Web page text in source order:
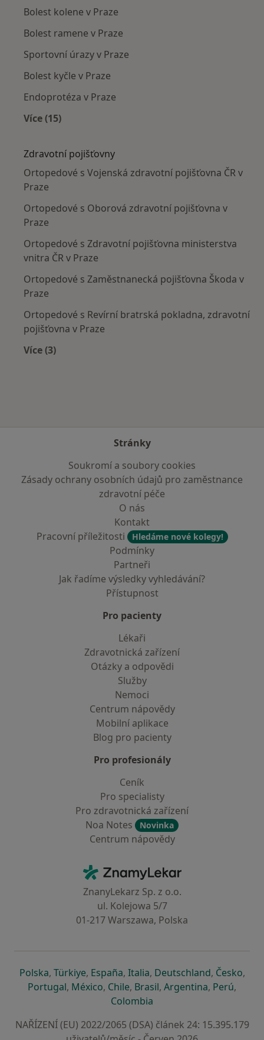
Bolest kolene v Praze
Bolest ramene v Praze
Sportovní úrazy v Praze
Bolest kyčle v Praze
Endoprotéza v Praze
Více (15)
Zdravotní pojišťovny
Ortopedové s Vojenská zdravotní pojišťovna ČR v
Praze
Ortopedové s Oborová zdravotní pojišťovna v
Praze
Ortopedové s Zdravotní pojišťovna ministerstva
vnitra ČR v Praze
Ortopedové s Zaměstnanecká pojišťovna Škoda v
Praze
Ortopedové s Revírní bratrská pokladna, zdravotní
pojišťovna v Praze
Více (3)
Stránky
Soukromí a soubory cookies
Zásady ochrany osobních údajů pro zaměstnance
zdravotní péče
O nás
Kontakt
Pracovní příležitosti
Hledáme nové kolegy!
Podmínky
Partneři
Jak řadíme výsledky vyhledávání?
Přístupnost
Pro pacienty
Lékaři
Zdravotnická zařízení
Otázky a odpovědi
Služby
Nemoci
Centrum nápovědy
Mobilní aplikace
Blog pro pacienty
Pro profesionály
Ceník
Pro specialisty
Pro zdravotnická zařízení
Noa Notes
Novinka
Centrum nápovědy
ZnamyLekar - Hlavní stránka
ZnanyLekarz Sp. z o.o.
ul. Kolejowa 5/7
01-217 Warszawa, Polska
Polskase otevře v nové záložce
, Türkiyese otevře v nové záložce
, Españase otevře v nové záložce
, Italiase otevře v nové záložce
, Deutschlandse otevře v
, Českose
,
Portugalse otevře v nové záložce
, Méxicose otevře v nové záložce
, Chilese otevře v nové záložce
, Brasilse otevře v nové
, Argentinase otevře v
, Perúse
,
Colombia
NAŘÍZENÍ (EU) 2022/2065 (DSA) článek 24: 15.395.179